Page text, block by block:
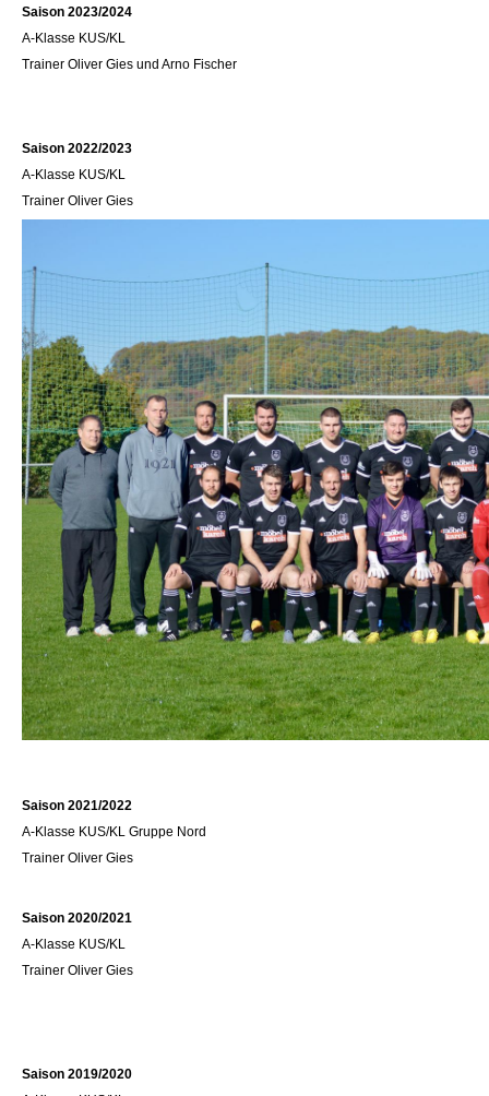
Saison 2023/2024
A-Klasse KUS/KL
Trainer Oliver Gies und Arno Fischer
Saison 2022/2023
A-Klasse KUS/KL
Trainer Oliver Gies
Saison 2021/2022
A-Klasse KUS/KL Gruppe Nord
Trainer Oliver Gies
Saison 2020/2021
A-Klasse KUS/KL
Trainer Oliver Gies
Saison 2019/2020